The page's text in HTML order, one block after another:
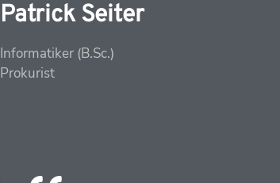
Patrick Seiter
Informatiker (B.Sc.)
Prokurist